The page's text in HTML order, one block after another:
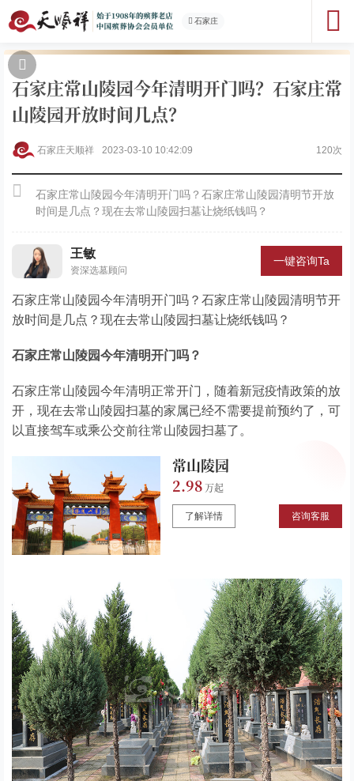
石家庄
石家庄常山陵园今年清明开门吗？石家庄常
山陵园开放时间几点？
石家庄天顺祥 2023-03-10 10:42:09 120次
石家庄常山陵园今年清明开门吗？石家庄常山陵园清明节开放
时间是几点？现在去常山陵园扫墓让烧纸钱吗？
王敏
资深选墓顾问
一键咨询Ta
石家庄常山陵园今年清明开门吗？石家庄常山陵园清明节开
放时间是几点？现在去常山陵园扫墓让烧纸钱吗？
石家庄常山陵园今年清明开门吗？
石家庄常山陵园今年清明正常开门，随着新冠疫情政策的放
开，现在去常山陵园扫墓的家属已经不需要提前预约了，可
以直接驾车或乘公交前往常山陵园扫墓了。
常山陵园
2.98
了解详情 咨询客服